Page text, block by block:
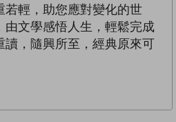
若輕，助您應對變化的世
由文學感悟人生，輕鬆完成
讀，隨興所至，經典原來可